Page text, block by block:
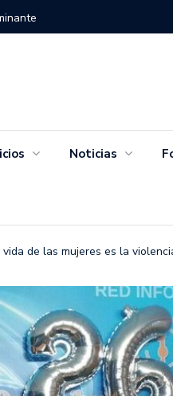
Noticias
de las mujeres es la